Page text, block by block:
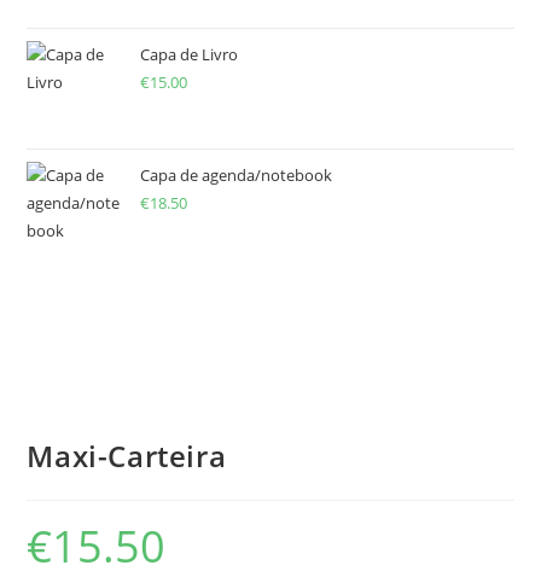
Capa de Livro
€15.00
Capa de agenda/notebook
€18.50
Maxi-Carteira
€15.50